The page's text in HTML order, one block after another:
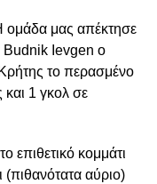
ομάδα μας απέκτησε
Budnik Ievgen ο
το περασμένο
και 1 γκολ σε
επιθετικό κομμάτι
αύριο)